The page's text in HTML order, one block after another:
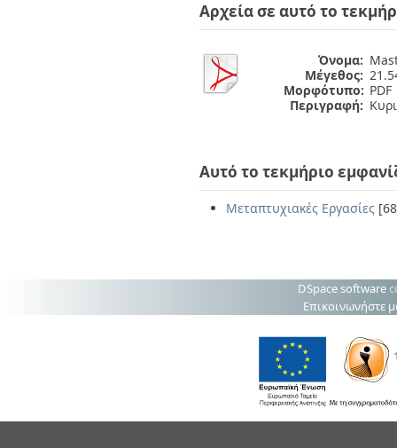
Αρχεία σε αυτό το
Όνομα:
Μέγεθος:
Μορφότυπο: PDF
Περιγραφή:
Αυτό το τεκμήριο
Μεταπτυχιακές Εργασίες
DSpace software
Επικοινωνήστε